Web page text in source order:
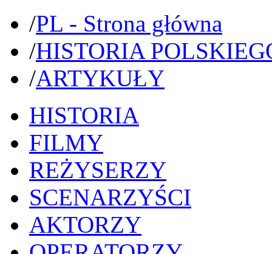
/PL - Strona główna
/HISTORIA
/ARTYKUŁY
HISTORIA
FILMY
REŻYSERZY
SCENARZYŚCI
AKTORZY